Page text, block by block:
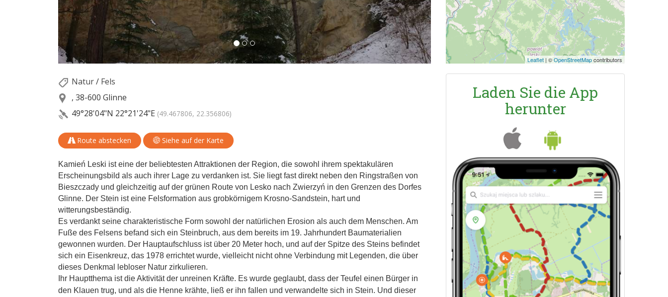
Natur/ Fels
, 38-600 Glinne
49°28'04"N 22°21'24"E (49.467806, 22.356806)
Route abstecken Siehe auf der Karte
Kamień Leski ist eine der beliebtesten Attraktionen der Region, die sowohl ihrem spektakulären
Erscheinungsbild als auch ihrer Lage zu verdanken ist. Sie liegt fast direkt neben den Ringstraßen von
Bieszczady und gleichzeitig auf der grünen Route von Lesko nach Zwierzyń in den Grenzen des Dorfes
Glinne. Der Stein ist eine Felsformation aus grobkörnigem Krosno-Sandstein, hart und
witterungsbeständig.
Es verdankt seine charakteristische Form sowohl der natürlichen Erosion als auch dem Menschen. Am
Fuße des Felsens befand sich ein Steinbruch, aus dem bereits im 19. Jahrhundert Baumaterialien
gewonnen wurden. Der Hauptaufschluss ist über 20 Meter hoch, und auf der Spitze des Steins befindet
sich ein Eisenkreuz, das 1978 errichtet wurde, vielleicht nicht ohne Verbindung mit Legenden, die über
dieses Denkmal lebloser Natur zirkulieren.
Ihr Hauptthema ist die Aktivität der unreinen Kräfte. Es wurde geglaubt, dass der Teufel einen Bürger in
den Klauen trug, und als die Henne krähte, ließ er ihn fallen und verwandelte sich in Stein. Und dieser
Leaflet | ©OpenStreetMapcontributors
Laden Sie die App
herunter